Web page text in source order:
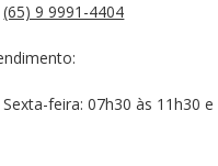
(65) 9 9991-4404
feira: 07h30 às 11h30